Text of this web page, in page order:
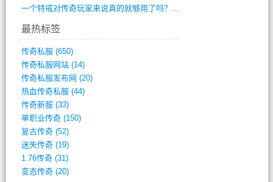
一个特戒对传奇玩家来说真的就够用了吗？(0)
最热标签
传奇私服 (650)
传奇私服网站(14)
传奇私服发布网 (20)
热血传奇私服 (44)
传奇新服 (33)
单职业传奇(150)
复古传奇(52)
迷失传奇(19)
1.76传奇(31)
变态传奇(20)